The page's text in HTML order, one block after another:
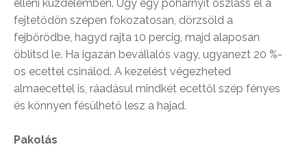
elleni küzdelemben. Úgy egy pohárnyit oszlass el a
fejtetődön szépen fokozatosan, dörzsöld a
fejbőrödbe, hagyd rajta 10 percig, majd alaposan
öblítsd le. Ha igazán bevállalós vagy, ugyanezt 20 %-
os ecettel csinálod. A kezelést végezheted
almaecettel is, ráadásul mindkét ecettől szép fényes
és könnyen fésülhető lesz a hajad.
Pakolás